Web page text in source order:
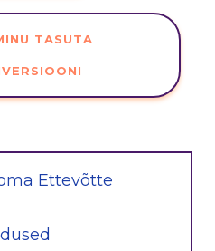
TASUTA
Ettevõtte